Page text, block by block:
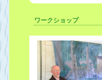
ワークショップ